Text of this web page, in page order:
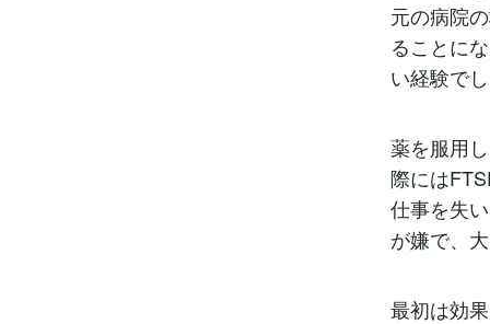
元の病院
ることに
い経験で
薬を服用
際には
仕事を失
が嫌で、
最初は効